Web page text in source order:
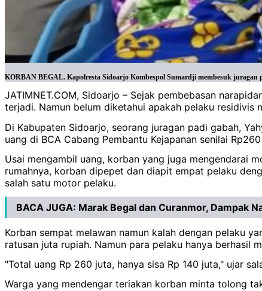
KORBAN BEGAL. Kapolresta Sidoarjo Kombespol Sumardji membesuk
JATIMNET.COM, Sidoarjo – Sejak pembebasan
terjadi. Namun belum diketahui apakah pelaku residivis
Di Kabupaten Sidoarjo, seorang juragan padi gabah,
uang di BCA Cabang Pembantu Kejapanan senilai
Usai mengambil uang, korban yang juga mengendarai
rumahnya, korban dipepet dan diapit empat pelaku
salah satu motor pelaku.
BACA JUGA: Marak Begal dan Curanmor, Dampak
Korban sempat melawan namun kalah dengan pelaku
ratusan juta rupiah. Namun para pelaku hanya berhasil
"Total uang Rp 260 juta, hanya sisa Rp 140 juta," ujar
Warga yang mendengar teriakan korban minta tolong